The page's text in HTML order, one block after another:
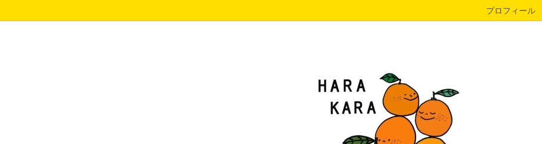
プロフィール